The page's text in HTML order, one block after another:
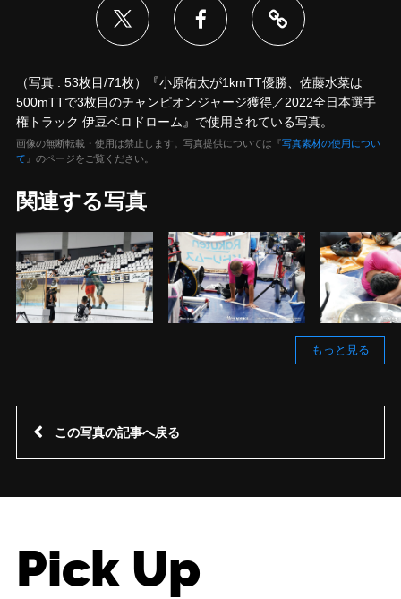
（写真 : 53枚目/71枚）『小原佑太が1kmTT優勝、佐藤水菜は
500mTTで3枚目のチャンピオンジャージ獲得／2022全日本選手
権トラック 伊豆ベロドローム』で使用されている写真。
画像の無断転載・使用は禁止します。写真提供については『写真素材の使用につい
て 』のページをご覧ください。
関連する写真
もっと見る
この写真の記事へ戻る
Pick Up